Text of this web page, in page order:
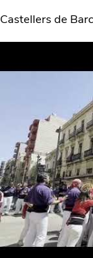
Castellers de